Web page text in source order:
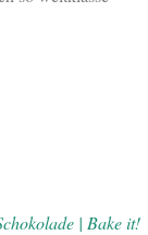
| Bake it!